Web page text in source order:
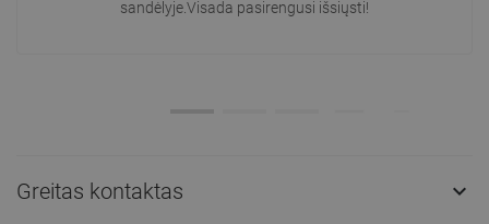
sandėlyje.Visada pasirengusi išsiųsti!
Greitas kontaktas 